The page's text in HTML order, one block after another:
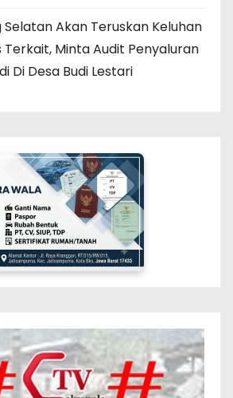
Selatan Akan Teruskan Keluhan
Terkait, Minta Audit Penyaluran
Di Desa Budi Lestari